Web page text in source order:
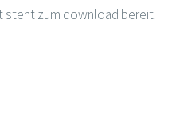
steht zum download bereit.